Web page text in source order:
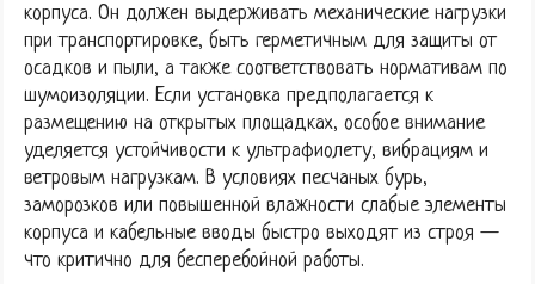
корпуса. Он должен выдерживать механические нагрузки
при транспортировке, быть герметичным для защиты от
осадков и пыли, а также соответствовать нормативам по
шумоизоляции. Если установка предполагается к
размещению на открытых площадках, особое внимание
уделяется устойчивости к ультрафиолету, вибрациям и
ветровым нагрузкам. В условиях песчаных бурь,
заморозков или повышенной влажности слабые элементы
корпуса и кабельные вводы быстро выходят из строя —
что критично для бесперебойной работы.